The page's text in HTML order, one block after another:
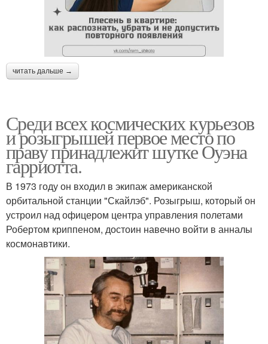
читать дальше →
Среди всех космических курьезов
и розыгрышей первое место по
праву принадлежит шутке Оуэна
гарриотта.
В 1973 году он входил в экипаж американской
орбитальной станции "Скайлэб". Розыгрыш, который он
устроил над офицером центра управления полетами
Робертом криппеном, достоин навечно войти в анналы
космонавтики.